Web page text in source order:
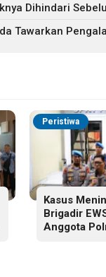
Dihindari
Tawarkan
Peristiwa
Kasus
Brigadir
Anggota